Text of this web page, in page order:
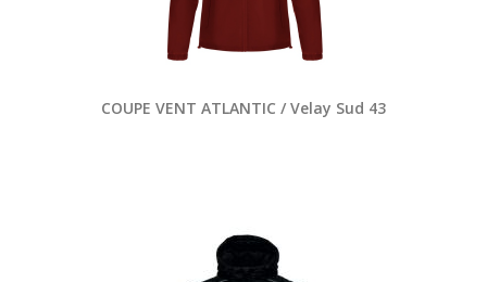
COUPE VENT ATLANTIC / Velay Sud 43